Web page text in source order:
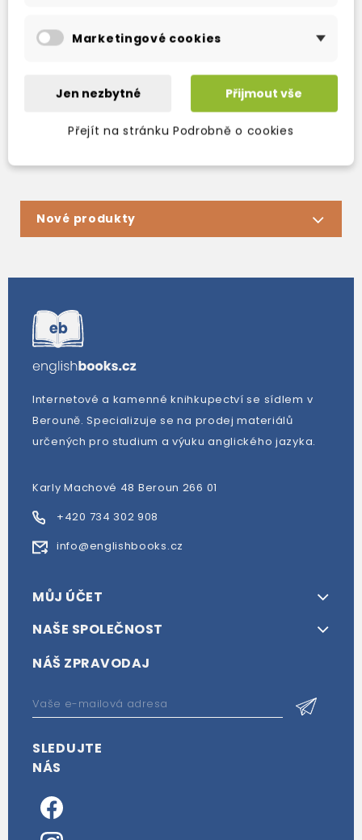
Nové produkty
Internetové a kamenné knihkupectví se sídlem v
Berouně. Specializuje se na prodej materiálů
určených pro studium a výuku anglického jazyka.
Karly Machové 48 Beroun 266 01
+420 734 302 908
info@englishbooks.cz
MŮJ ÚČET
NAŠE SPOLEČNOST
NÁŠ ZPRAVODAJ
SLEDUJTE
NÁS
Marketingové cookies
Jen nezbytné Přijmout vše
Přejít na stránku Podrobně o cookies